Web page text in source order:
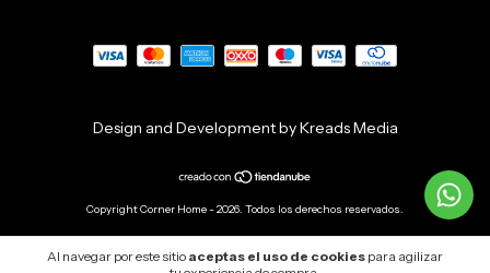
Al navegar por este sitio aceptas el uso de cookies para agilizar
Design and Development by Kreads Media
Copyright Corner Home - 2026. Todos los derechos reservados.